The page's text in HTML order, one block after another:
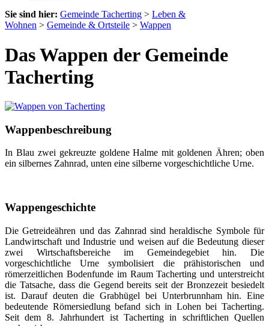
Sie sind hier: Gemeinde Tacherting > Leben &
Wohnen > Gemeinde & Ortsteile > Wappen
Das Wappen der Gemeinde
Tacherting
Wappenbeschreibung
In Blau zwei gekreuzte goldene Halme mit goldenen Ähren; oben
ein silbernes Zahnrad, unten eine silberne vorgeschichtliche Urne.
Wappengeschichte
Die Getreideähren und das Zahnrad sind heraldische Symbole für
Landwirtschaft und Industrie und weisen auf die Bedeutung dieser
zwei Wirtschaftsbereiche im Gemeindegebiet hin. Die
vorgeschichtliche Urne symbolisiert die prähistorischen und
römerzeitlichen Bodenfunde im Raum Tacherting und unterstreicht
die Tatsache, dass die Gegend bereits seit der Bronzezeit besiedelt
ist. Darauf deuten die Grabhügel bei Unterbrunnham hin. Eine
bedeutende Römersiedlung befand sich in Lohen bei Tacherting.
Seit dem 8. Jahrhundert ist Tacherting in schriftlichen Quellen